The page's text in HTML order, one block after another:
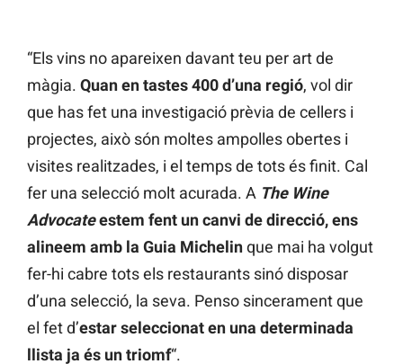
“Els vins no apareixen davant teu per art de
màgia. Quan en tastes 400 d’una regió, vol dir
que has fet una investigació prèvia de cellers i
projectes, això són moltes ampolles obertes i
visites realitzades, i el temps de tots és finit. Cal
fer una selecció molt acurada. A The Wine
Advocateestem fent un canvi de direcció, ens
alineem amb la Guia Michelinque mai ha volgut
fer-hi cabre tots els restaurants sinó disposar
d’una selecció, la seva. Penso sincerament que
el fet d’estar seleccionat en una determinada
llista ja és un triomf“.